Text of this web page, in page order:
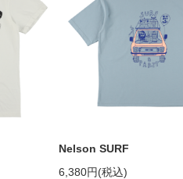
Nelson SURF
6,380円(税込)